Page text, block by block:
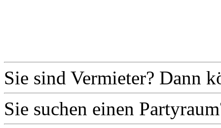
Sie sind Vermieter? Dann
Sie suchen einen